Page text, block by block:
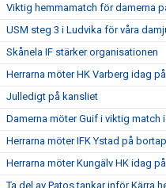
Viktig hemmamatch för damerna
USM steg 3 i Ludvika för våra
Skånela IF stärker organisationen
Herrarna möter HK Varberg idag
Julledigt på kansliet
Damerna möter Guif i viktig match
Herrarna möter IFK Ystad på
Herrarna möter Kungälv HK idag
Ta del av Patos tankar inför Kärra